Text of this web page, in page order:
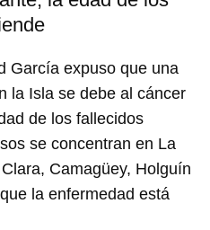
primero has de
CANCELAR
García expuso que una
la Isla se debe al cáncer
de los fallecidos
se concentran en La
Camagüey, Holguín
la enfermedad está